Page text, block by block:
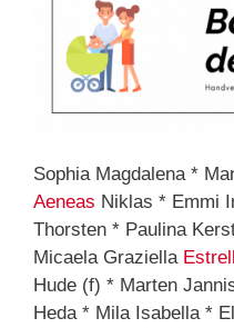
Sophia Magdalena *
Aeneas Niklas * Emmi
Thorsten * Paulina
Micaela Graziella
Hude (f) * Marten
Heda * Mila Isabella *